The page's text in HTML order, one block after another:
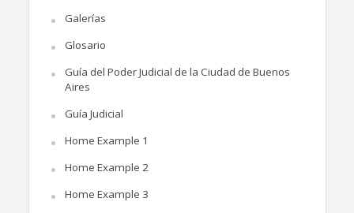
Galerías
Glosario
Guía del Poder Judicial de la Ciudad de Buenos
Aires
Guía Judicial
Home Example 1
Home Example 2
Home Example 3